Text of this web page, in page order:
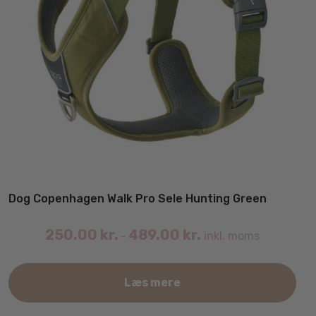
Dog Copenhagen Walk Pro Sele Hunting Green
250.00 kr. – 489.00 kr. inkl. moms
Læs mere